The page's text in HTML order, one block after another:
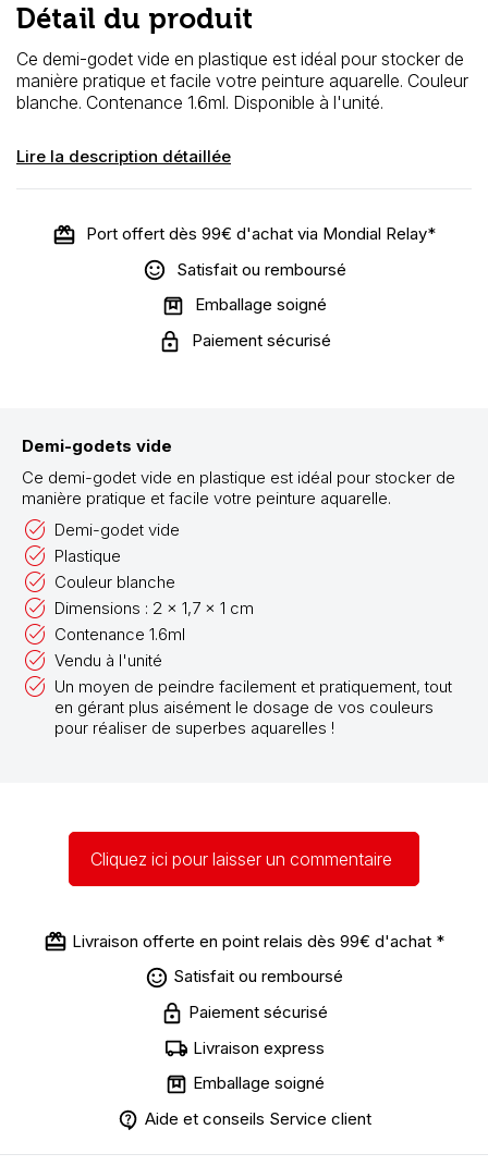
Détail du produit
Ce demi-godet vide en plastique est idéal pour stocker de
manière pratique et facile votre peinture aquarelle. Couleur
blanche. Contenance 1.6ml. Disponible à l'unité.
Lire la description détaillée
Port offert dès 99€ d'achat via Mondial Relay*
Satisfait ou remboursé
Emballage soigné
Paiement sécurisé
Demi-godets vide
Ce demi-godet vide en plastique est idéal pour stocker de
manière pratique et facile votre peinture aquarelle.
Demi-godet vide
Plastique
Couleur blanche
Dimensions : 2 x 1,7 x 1 cm
Contenance 1.6ml
Vendu à l'unité
Un moyen de peindre facilement et pratiquement, tout
en gérant plus aisément le dosage de vos couleurs
pour réaliser de superbes aquarelles !
Cliquez ici pour laisser un commentaire
Livraison offerte en point relais dès 99€ d'achat *
Satisfait ou remboursé
Paiement sécurisé
Livraison express
Emballage soigné
Aide et conseils Service client